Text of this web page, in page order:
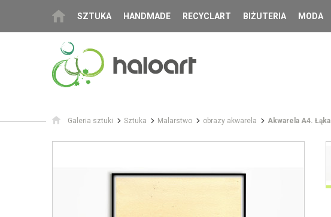
SZTUKA HANDMADE RECYCLART BIŻUTERIA MODA
Galeria sztuki Sztuka Malarstwo obrazy akwarela Akwarela A4. Łąka